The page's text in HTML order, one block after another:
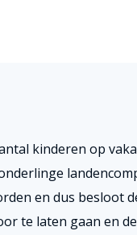
kinderen op
en dus besloot
te laten gaan en